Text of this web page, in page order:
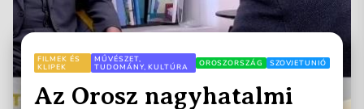
FILMEK ÉS
KLIPEK
MŰVÉSZET,
TUDOMÁNY, KULTÚRA
OROSZORSZÁG SZOVJETUNIÓ
Az Orosz nagyhatalmi